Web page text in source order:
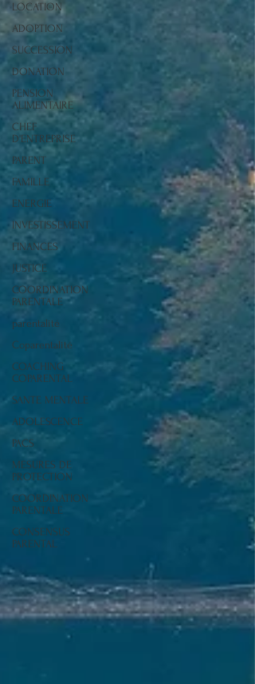
LOCATION
ADOPTION
SUCCESSION
DONATION
PENSION
ALIMENTAIRE
CHEF
D'ENTREPRISE
PARENT
FAMILLE
ENERGIE
INVESTISSEMENT
FINANCES
JUSTICE
COORDINATION
PARENTALE
parentalité
Coparentalité
COACHING
COPARENTAL
SANTE MENTALE
ADOLESCENCE
PACS
MESURES DE
PROTECTION
COORDINATION
PARENTALE
CONSENSUS
PARENTAL